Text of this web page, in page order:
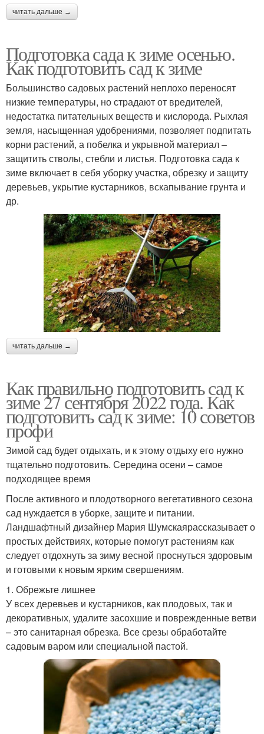
читать дальше →
Подготовка сада к зиме осенью.
Как подготовить сад к зиме
Большинство садовых растений неплохо переносят
низкие температуры, но страдают от вредителей,
недостатка питательных веществ и кислорода. Рыхлая
земля, насыщенная удобрениями, позволяет подпитать
корни растений, а побелка и укрывной материал –
защитить стволы, стебли и листья. Подготовка сада к
зиме включает в себя уборку участка, обрезку и защиту
деревьев, укрытие кустарников, вскапывание грунта и
др.
читать дальше →
Как правильно подготовить сад к
зиме 27 сентября 2022 года. Как
подготовить сад к зиме: 10 советов
профи
Зимой сад будет отдыхать, и к этому отдыху его нужно
тщательно подготовить. Середина осени – самое
подходящее время
После активного и плодотворного вегетативного сезона
сад нуждается в уборке, защите и питании.
Ландшафтный дизайнер Мария Шумскаярассказывает о
простых действиях, которые помогут растениям как
следует отдохнуть за зиму весной проснуться здоровым
и готовыми к новым ярким свершениям.
1. Обрежьте лишнее
У всех деревьев и кустарников, как плодовых, так и
декоративных, удалите засохшие и поврежденные ветви
– это санитарная обрезка. Все срезы обработайте
садовым варом или специальной пастой.